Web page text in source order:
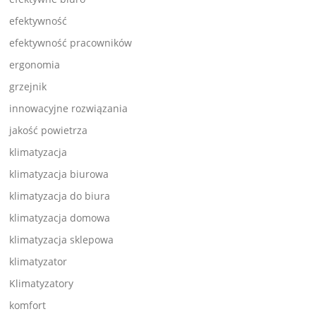
efektywność
efektywność pracowników
ergonomia
grzejnik
innowacyjne rozwiązania
jakość powietrza
klimatyzacja
klimatyzacja biurowa
klimatyzacja do biura
klimatyzacja domowa
klimatyzacja sklepowa
klimatyzator
Klimatyzatory
komfort